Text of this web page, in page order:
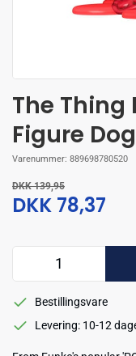
The Thing
Figure
Varenummer: 889698780520
DKK 139,95
DKK 78,37
Bestillingsvare
Levering: 10-12